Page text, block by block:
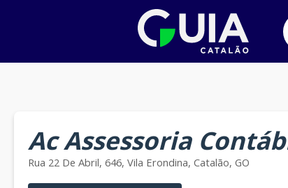
Ac Assessoria
Rua 22 De Abril, 646, Vila Erondina, Catalão, GO